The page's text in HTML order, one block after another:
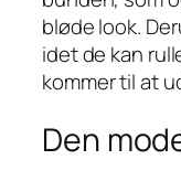
bløde look.
idet de kan
kommer til at
Den